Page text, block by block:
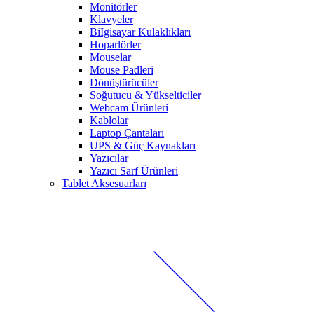
Monitörler
Klavyeler
BiIgisayar Kulaklıkları
Hoparlörler
Mouselar
Mouse Padleri
Dönüştürücüler
Soğutucu & Yükselticiler
Webcam Ürünleri
Kablolar
Laptop Çantaları
UPS & Güç Kaynakları
Yazıcılar
Yazıcı Sarf Ürünleri
Tablet Aksesuarları